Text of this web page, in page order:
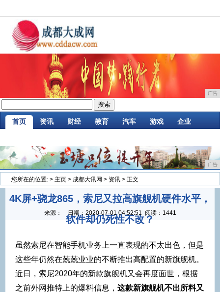
广告
首页 资讯 财经 教育 汽车 游戏 企业
广告
您所在的位置: > 主页 > 成都大讯网 > 资讯 > 正文
4K屏+骁龙865，索尼又拉高旗舰机硬件水平，
软件却仍死性不改？
来源： 日期： 2020-07-01 04:52:51 阅读：1441
虽然索尼在智能手机业务上一直表现的不太出色，但是
这些年仍然在兢兢业业的不断推出高配置的新旗舰机。
近日，索尼2020年的新款旗舰机又会再度面世，根据
之前外网推特上的爆料信息， 这款新旗舰机不出所料又